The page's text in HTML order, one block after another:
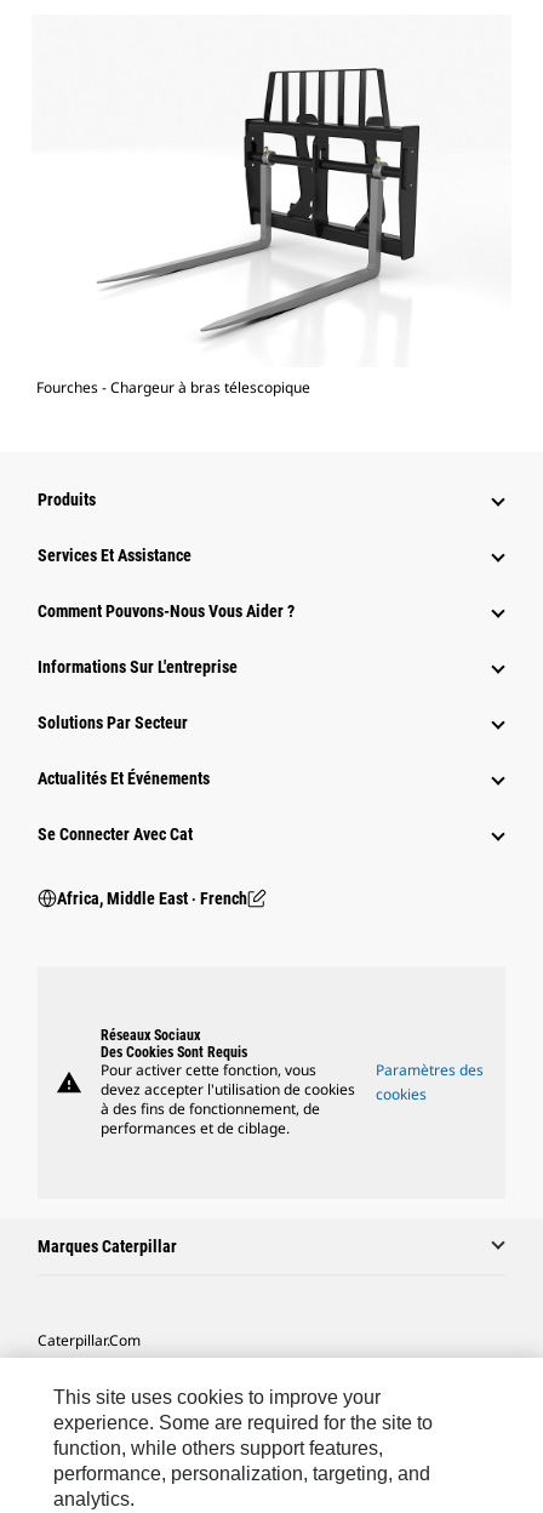
Fourches - Chargeur à bras télescopique
Produits
Services Et Assistance
Comment Pouvons-Nous Vous Aider ?
Informations Sur L'entreprise
Solutions Par Secteur
Actualités Et Événements
Se Connecter Avec Cat
Africa, Middle East ‧ French
warning
Réseaux Sociaux
Des Cookies Sont Requis
Pour activer cette fonction, vous
devez accepter l'utilisation de cookies
à des fins de fonctionnement, de
performances et de ciblage.
Paramètres des
cookies
Marques Caterpillar
Caterpillar.com
Mes Préférences Marketing
Plan Du Site
Cookie Settings
This site uses cookies to improve your
experience. Some are required for the site to
function, while others support features,
performance, personalization, targeting, and
analytics.